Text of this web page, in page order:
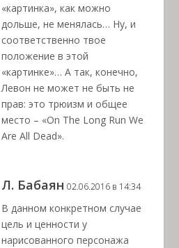
«картинка», как можно
дольше, не менялась… Ну, и
соответственно твое
положение в этой
«картинке»… А так, конечно,
Левон не может не быть не
прав: это трюизм и общее
место – «On The Long Run We
Are All Dead».
Л. Бабаян 02.06.2016 в 14:34
В данном конкретном случае
цель и ценности у
нарисованного персонажа